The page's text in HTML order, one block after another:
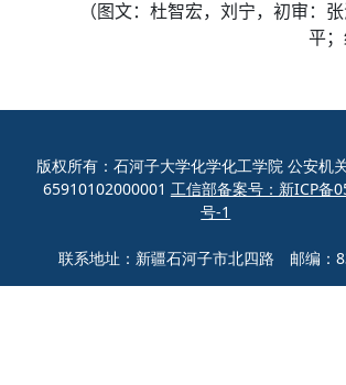
（图文：杜智宏，刘宁，初审：
平；
版权所有：石河子大学化学化工学院 公安机
65910102000001 工信部备案号：新ICP备
号-1
联系地址：新疆石河子市北四路 邮编：